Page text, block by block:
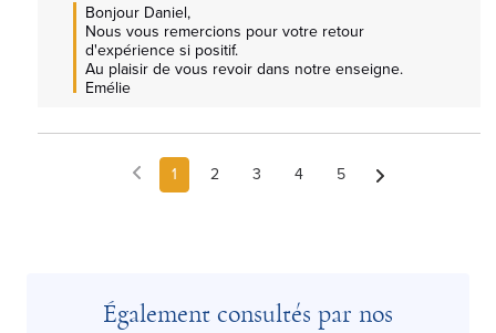
Bonjour Daniel,
Nous vous remercions pour votre retour
d'expérience si positif.
Au plaisir de vous revoir dans notre enseigne.
Emélie
1 2 3 4 5
Également consultés par nos